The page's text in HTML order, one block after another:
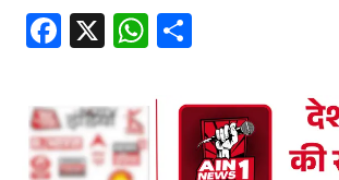
Fa
ce
b
oo
X W
ha
ts
A
re